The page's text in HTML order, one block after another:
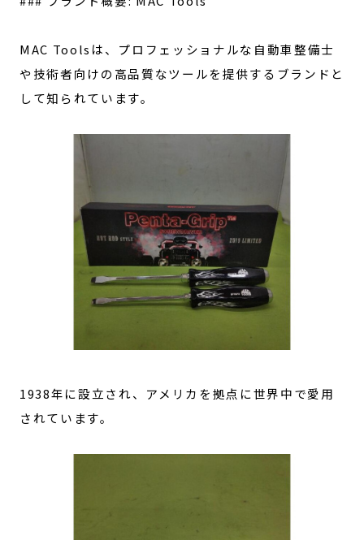
MAC Toolsは、プロフェッショナルな自動車整備士
や技術者向けの高品質なツールを提供するブランドと
して知られています。
1938年に設立され、アメリカを拠点に世界中で愛用
されています。